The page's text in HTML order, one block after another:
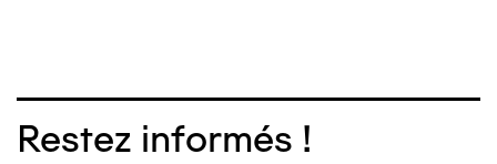
Restez informés !